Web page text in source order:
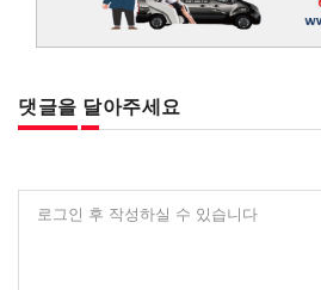
댓글을 달아주세요
로그인 후 작성하실 수 있습니다